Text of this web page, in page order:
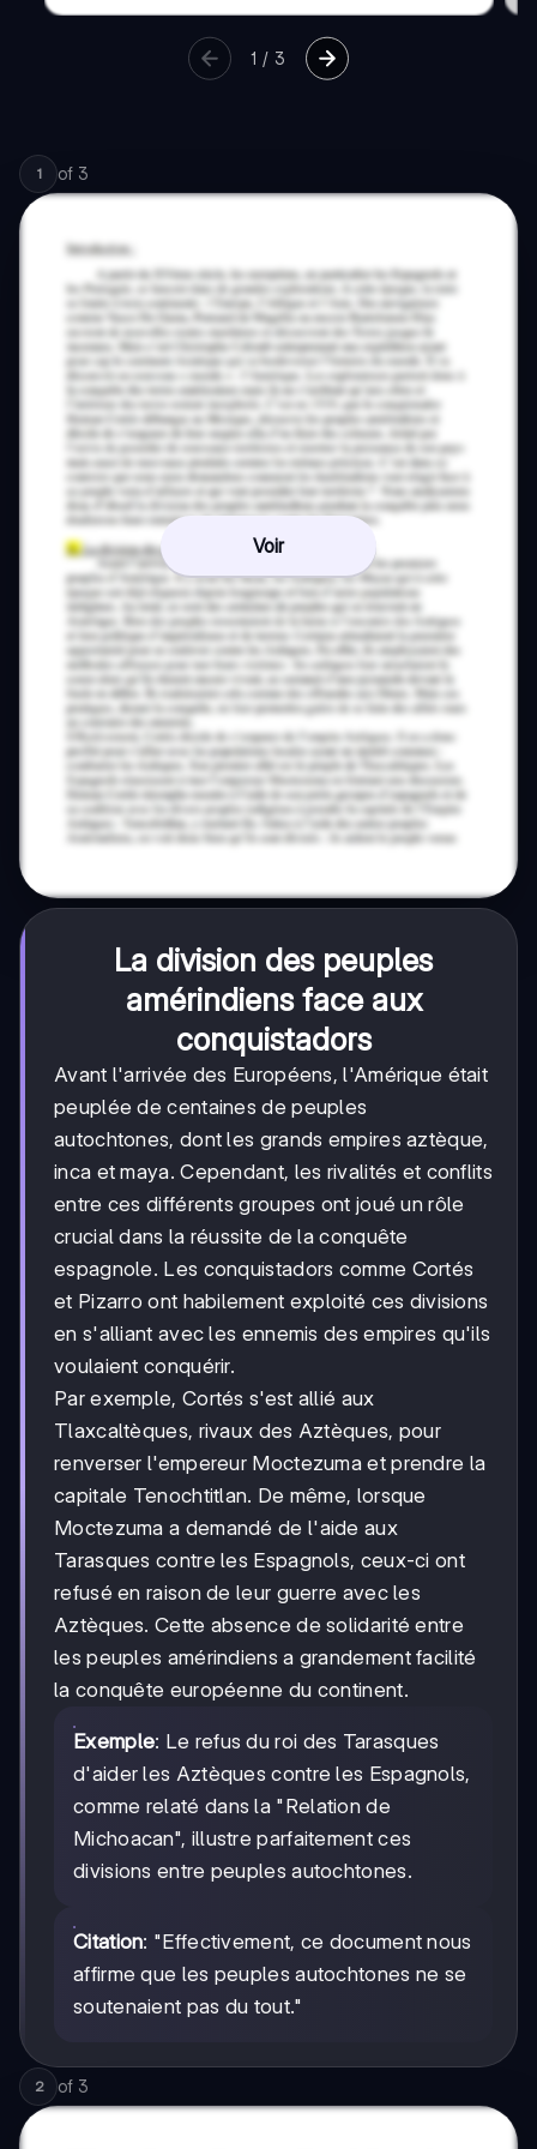
1 / 3
1 of 3
Voir
La division des peuples
amérindiens face aux
conquistadors
Avant l'arrivée des Européens, l'Amérique était
peuplée de centaines de peuples
autochtones, dont les grands empires aztèque,
inca et maya. Cependant, les rivalités et conflits
entre ces différents groupes ont joué un rôle
crucial dans la réussite de la conquête
espagnole. Les conquistadors comme Cortés
et Pizarro ont habilement exploité ces divisions
en s'alliant avec les ennemis des empires qu'ils
voulaient conquérir.
Par exemple, Cortés s'est allié aux
Tlaxcaltèques, rivaux des Aztèques, pour
renverser l'empereur Moctezuma et prendre la
capitale Tenochtitlan. De même, lorsque
Moctezuma a demandé de l'aide aux
Tarasques contre les Espagnols, ceux-ci ont
refusé en raison de leur guerre avec les
Aztèques. Cette absence de solidarité entre
les peuples amérindiens a grandement facilité
la conquête européenne du continent.
Exemple: Le refus du roi des Tarasques
d'aider les Aztèques contre les Espagnols,
comme relaté dans la "Relation de
Michoacan", illustre parfaitement ces
divisions entre peuples autochtones.
Citation: "Effectivement, ce document nous
affirme que les peuples autochtones ne se
soutenaient pas du tout."
2 of 3